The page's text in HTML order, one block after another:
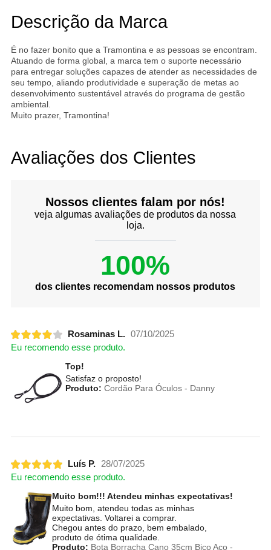
Descrição da Marca
É no fazer bonito que a Tramontina e as pessoas se encontram.
Atuando de forma global, a marca tem o suporte necessário
para entregar soluções capazes de atender as necessidades de
seu tempo, aliando produtividade e superação de metas ao
desenvolvimento sustentável através do programa de gestão
ambiental.
Muito prazer, Tramontina!
Avaliações dos Clientes
Nossos clientes falam por nós!
veja algumas avaliações de produtos da nossa
loja.
100%
dos clientes recomendam nossos produtos
Rosaminas L. 07/10/2025
Eu recomendo esse produto.
Top!
Satisfaz o proposto!
Produto: Cordão Para Óculos - Danny
Luís P. 28/07/2025
Eu recomendo esse produto.
Muito bom!!! Atendeu minhas expectativas!
Muito bom, atendeu todas as minhas
expectativas. Voltarei a comprar.
Chegou antes do prazo, bem embalado,
produto de ótima qualidade.
Produto: Bota Borracha Cano 35cm Bico Aço -